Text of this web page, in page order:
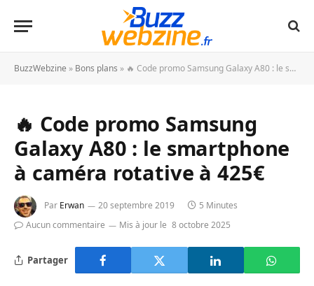
BuzzWebzine » Bons plans » 🔥 Code promo Samsung Galaxy A80 : le smartphone à caméra rotative à 425€
🔥 Code promo Samsung
Galaxy A80 : le smartphone
à caméra rotative à 425€
Par Erwan 20 septembre 2019
5 Minutes
Aucun commentaire
Mis à jour le 8 octobre 2025
Partager